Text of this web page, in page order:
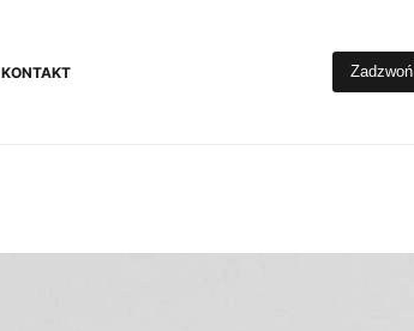
KONTAKT Zadzwoń